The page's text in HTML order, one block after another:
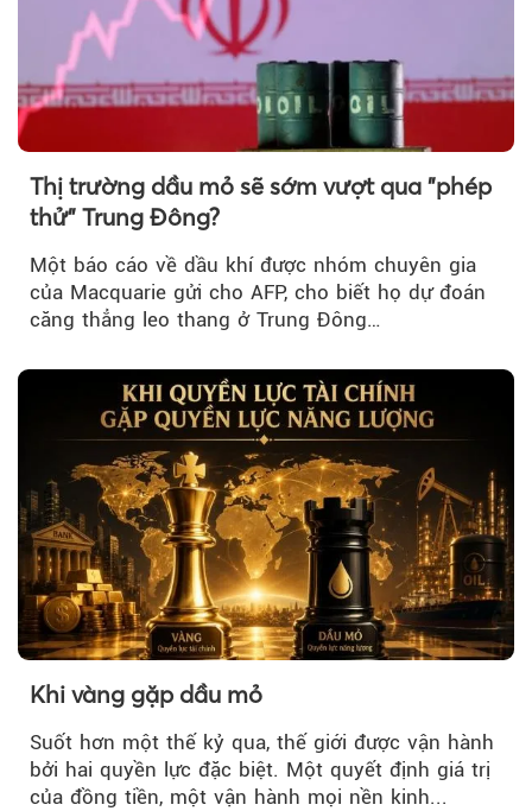
Thị trường dầu mỏ sẽ sớm vượt qua "phép
thử" Trung Đông?
Một báo cáo về dầu khí được nhóm chuyên gia
của Macquarie gửi cho AFP, cho biết họ dự đoán
căng thẳng leo thang ở Trung Đông…
Khi vàng gặp dầu mỏ
Suốt hơn một thế kỷ qua, thế giới được vận hành
bởi hai quyền lực đặc biệt. Một quyết định giá trị
của đồng tiền, một vận hành mọi nền kinh...